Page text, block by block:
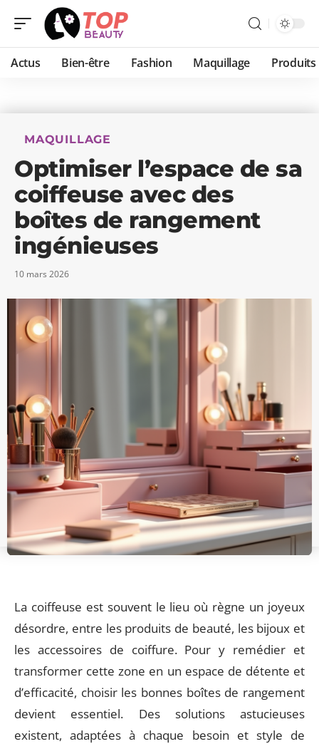
Actus Bien-être Fashion Maquillage Produits
MAQUILLAGE
Optimiser l’espace de sa
coiffeuse avec des
boîtes de rangement
ingénieuses
10 mars 2026
La coiffeuse est souvent le lieu où règne un joyeux
désordre, entre les produits de beauté, les bijoux et
les accessoires de coiffure. Pour y remédier et
transformer cette zone en un espace de détente et
d’efficacité, choisir les bonnes boîtes de rangement
devient essentiel. Des solutions astucieuses
existent, adaptées à chaque besoin et style de